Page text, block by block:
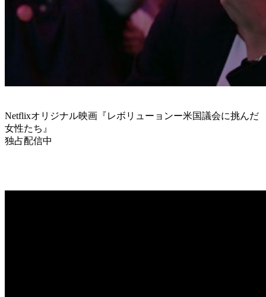
Netflixオリジナル映画『レボリューョンー米国議会に挑んだ
女性たち』
独占配信中